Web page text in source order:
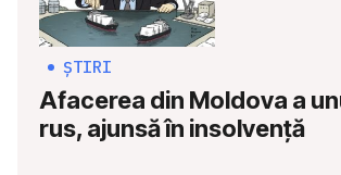
ȘTIRI
Afacerea din Moldova a
rus, ajunsă în insolvență